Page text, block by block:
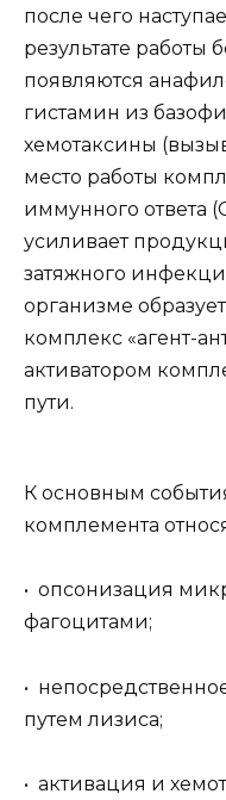
после чего
результате работы
появляются
гистамин из
хемотаксины
место работы
иммунного ответа
усиливает
затяжного
организме
комплекс «агент-
активатором
пути.
К основным
комплемента
• опсонизация
фагоцитами;
•
путем лизиса;
• активация и